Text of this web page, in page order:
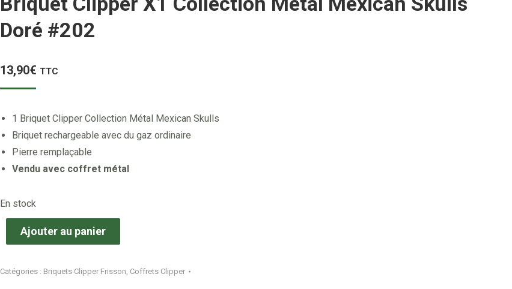
Doré #202
13,90€ TTC
1 Briquet Clipper Collection Métal Mexican Skulls
Briquet rechargeable avec du gaz ordinaire
Pierre remplaçable
Vendu avec coffret métal
En stock
Ajouter au panier
Catégories : Briquets Clipper Frisson, Coffrets Clipper